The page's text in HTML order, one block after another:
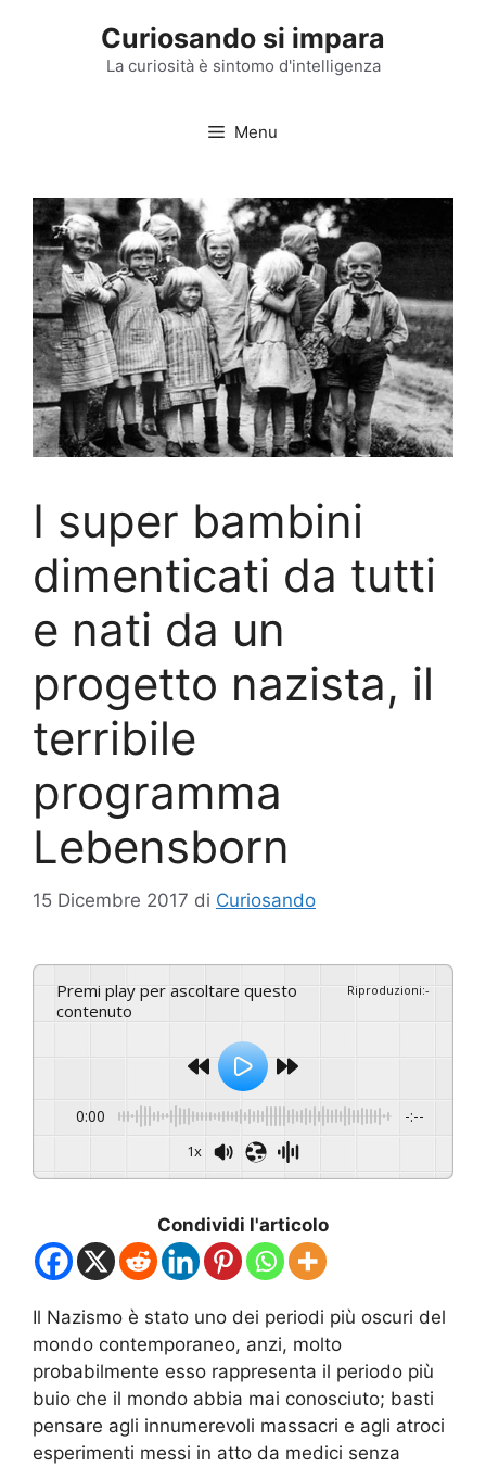
Curiosando si impara
La curiosità è sintomo d'intelligenza
Menu
I super bambini
dimenticati da tutti
e nati da un
progetto nazista, il
terribile
programma
Lebensborn
15 Dicembre 2017 di Curiosando
Premi play per ascoltare questo
contenuto
Riproduzioni:-
0:00 -:--
1x
Condividi l'articolo
Il Nazismo è stato uno dei periodi più oscuri del
mondo contemporaneo, anzi, molto
probabilmente esso rappresenta il periodo più
buio che il mondo abbia mai conosciuto; basti
pensare agli innumerevoli massacri e agli atroci
esperimenti messi in atto da medici senza